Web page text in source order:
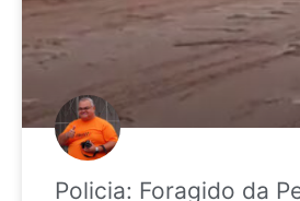
Policia: Foragido da